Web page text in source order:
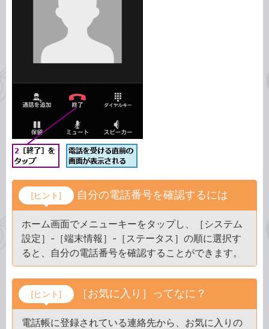
[ヒント] 自分の電話番号を確認するには
ホーム画面でメニューキーをタップし、［システム
設定］-［端末情報］-［ステータス］の順に選択す
ると、自分の電話番号を確認することができます。
[ヒント] ［お気に入り］ってなに？
電話帳に登録されている連絡先から、お気に入りの